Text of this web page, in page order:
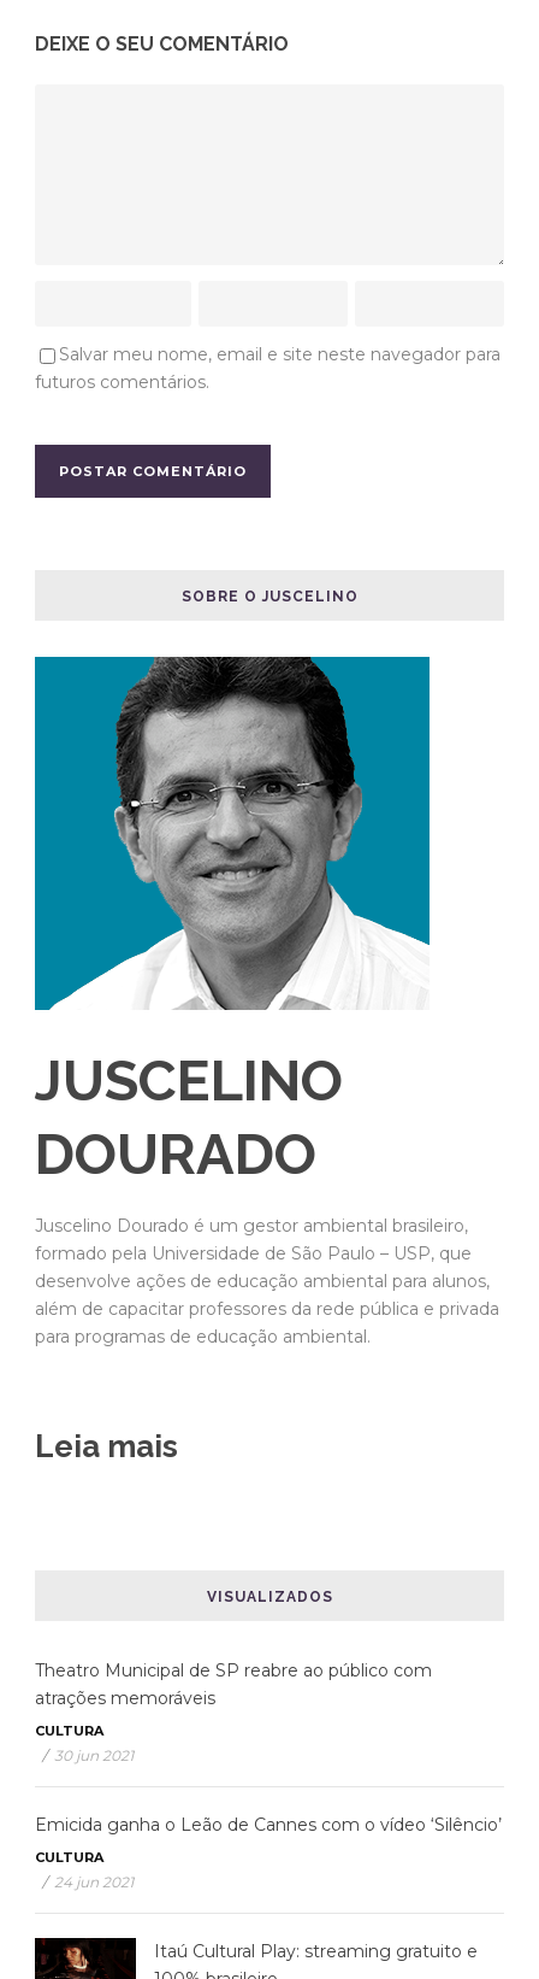
DEIXE O SEU COMENTÁRIO
Salvar meu nome, email e site neste navegador para
futuros comentários.
SOBRE O JUSCELINO
JUSCELINO
DOURADO
Juscelino Dourado é um gestor ambiental brasileiro,
formado pela Universidade de São Paulo – USP, que
desenvolve ações de educação ambiental para alunos,
além de capacitar professores da rede pública e privada
para programas de educação ambiental.
Leia mais
VISUALIZADOS
Theatro Municipal de SP reabre ao público com
atrações memoráveis
CULTURA
/ 30 jun 2021
Emicida ganha o Leão de Cannes com o vídeo ‘Silêncio’
CULTURA
/ 24 jun 2021
Itaú Cultural Play: streaming gratuito e